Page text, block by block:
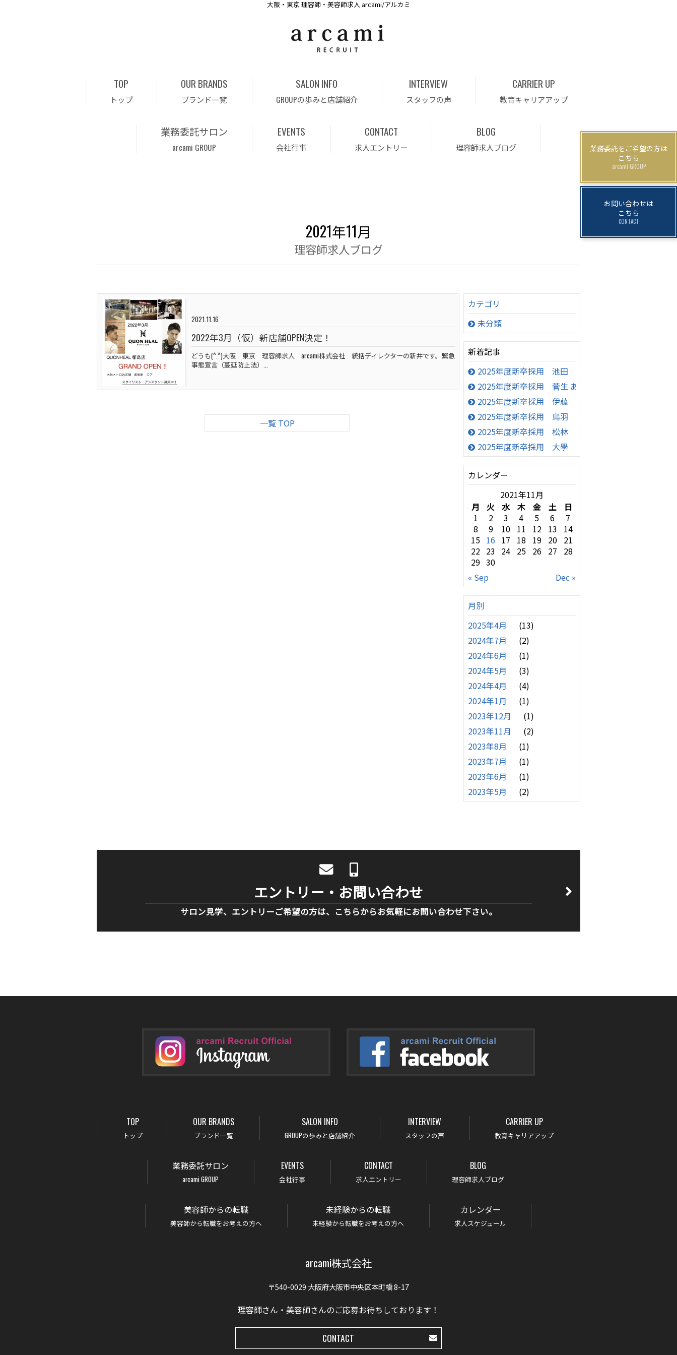
大阪・東京 理容師・美容師求人 arcami/アルカミ
TOP
トップ
OUR BRANDS
ブランド一覧
SALON INFO
GROUPの歩みと店舗紹介
INTERVIEW
スタッフの声
CARRIER UP
教育キャリアアップ
業務委託サロン
arcami GROUP
EVENTS
会社行事
CONTACT
求人エントリー
BLOG
理容師求人ブログ
2021年11月
理容師求人ブログ
2021.11.16
2022年3月（仮）新店舗OPEN決定！
どうも(^.^)大阪 東京 理容師求人 arcami株式会社 統括ディレクターの新井です。緊急
事態宣言（蔓延防止法）...
一覧 TOP
カテゴリ
未分類
新着記事
2025年度新卒採用 池田 丈也 【いけだ じょうや
2025年度新卒採用 菅生 あんな【すごう あんな】
2025年度新卒採用 伊藤 華 【いとう はな】
2025年度新卒採用 鳥羽 健太郎 【とば けんたろ
2025年度新卒採用 松林 亮太 【まつばやし りょ
2025年度新卒採用 大學 龍之介 【だいがく りゅ
カレンダー
2021年11月
月
火 水 木 金 土 日
« Sep Dec »
1 2 3 4 5 6
7
8
9 10 11 12 13
14
15 16 17 18 19 20
21
22 23 24 25 26 27
28
29 30
月別
2025年4月
(13)
2024年7月
(2)
2024年6月
(1)
2024年5月
(3)
2024年4月
(4)
2024年1月
(1)
2023年12月
(1)
2023年11月
(2)
2023年8月
(1)
2023年7月
(1)
2023年6月
(1)
2023年5月
(2)
エントリー・お問い合わせ
サロン見学、エントリーご希望の方は、こちらからお気軽にお問い合わせ下さい。
TOP
トップ
OUR BRANDS
ブランド一覧
SALON INFO
GROUPの歩みと店舗紹介
INTERVIEW
スタッフの声
CARRIER UP
教育キャリアアップ
業務委託サロン
arcami GROUP
EVENTS
会社行事
CONTACT
求人エントリー
BLOG
理容師求人ブログ
美容師からの転職
美容師から転職をお考えの方へ
未経験からの転職
未経験から転職をお考えの方へ
カレンダー
求人スケジュール
arcami株式会社
〒540-0029 大阪府大阪市中央区本町橋 8-17
理容師さん・美容師さんのご応募お待ちしております！
CONTACT
業務委託をご希望の方は
こちら
arcami GROUP
お問い合わせは
こちら
CONTACT